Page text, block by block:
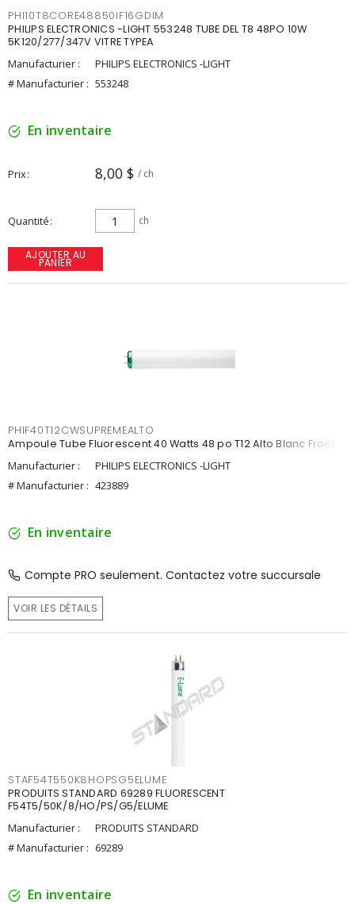
PHI10T8CORE48850IF16GDIM
PHILIPS ELECTRONICS -LIGHT 553248 TUBE DEL T8 48PO 10W
5K120/277/347V VITRE TYPEA
Manufacturier :
PHILIPS ELECTRONICS -LIGHT
# Manufacturier : 553248
En inventaire
Prix 8,00 $ / ch
Quantité ch
AJOUTER AU
PANIER
PHIF40T12CWSUPREMEALTO
Ampoule Tube Fluorescent 40 Watts 48 po T12 Alto Blanc Froid
Manufacturier :
PHILIPS ELECTRONICS -LIGHT
# Manufacturier : 423889
En inventaire
Compte PRO seulement. Contactez votre succursale
VOIR LES DÉTAILS
STAF54T550K8HOPSG5ELUME
PRODUITS STANDARD 69289 FLUORESCENT
F54T5/50K/8/HO/PS/G5/ELUME
Manufacturier :
PRODUITS STANDARD
# Manufacturier : 69289
En inventaire